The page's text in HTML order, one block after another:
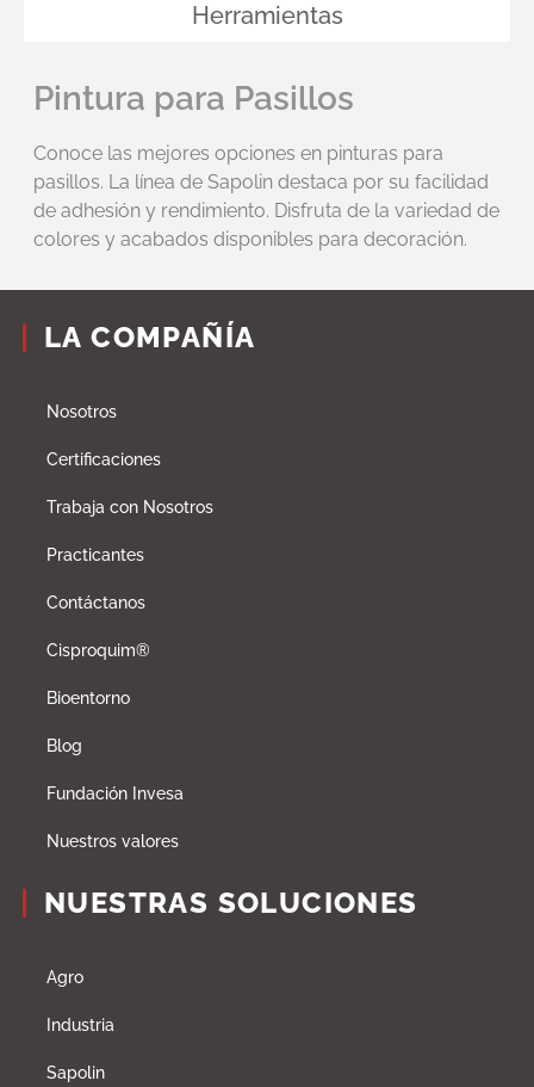
Herramientas
Pintura para Pasillos
Conoce las mejores opciones en pinturas para
pasillos. La línea de Sapolin destaca por su facilidad
de adhesión y rendimiento. Disfruta de la variedad de
colores y acabados disponibles para decoración.
LA COMPAÑÍA
Nosotros
Certificaciones
Trabaja con Nosotros
Practicantes
Contáctanos
Cisproquim®
Bioentorno
Blog
Fundación Invesa
Nuestros valores
NUESTRAS SOLUCIONES
Agro
Industria
Sapolin